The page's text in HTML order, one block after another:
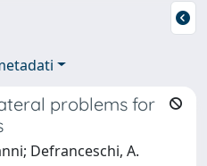
problems for
Defranceschi, A.